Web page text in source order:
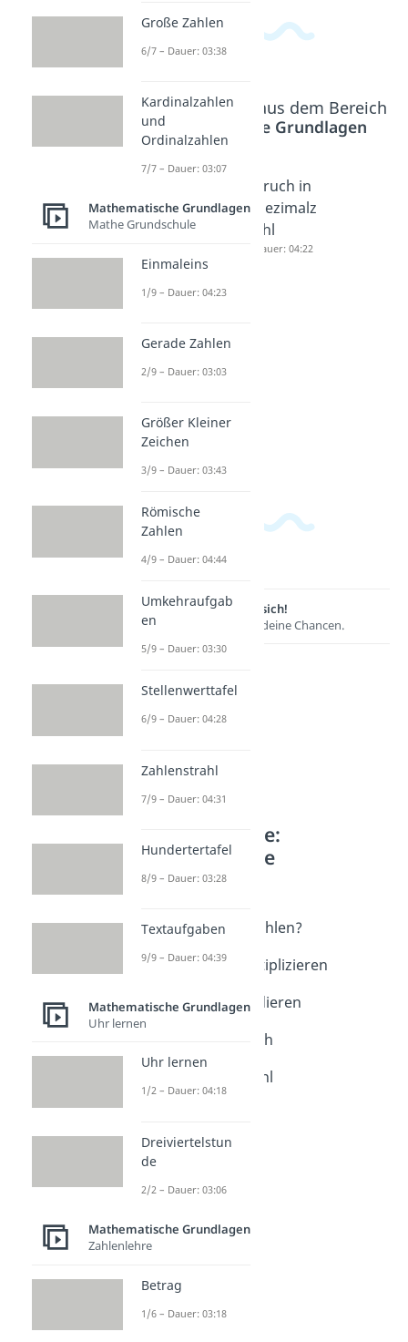
Beliebte Inhalte aus dem Bereich
Mathematische Grundlagen
ahlen
dividiere
Dauer: 04:12
ahl in
Bruch
Bruch in
Dezimalz
ahl
Dauer: 04:22
Lernen lohnt sich!
Entdecke hier deine Chancen.
Weitere Inhalte:
Mathematische
Grundlagen
Was sind Dezimalzahlen?
Dezimalzahlen multiplizieren
Dezimalzahlen dividieren
Dauer: 04:12
Dezimalzahl in Bruch
Dauer: 05:27
Bruch in Dezimalzahl
Dauer: 04:22
Große Zahlen
6/7 – Dauer: 03:38
Kardinalzahlen
und
Ordinalzahlen
7/7 – Dauer: 03:07
Mathematische Grundlagen
Mathe Grundschule
Einmaleins
1/9 – Dauer: 04:23
Gerade Zahlen
2/9 – Dauer: 03:03
Größer Kleiner
Zeichen
3/9 – Dauer: 03:43
Römische
Zahlen
4/9 – Dauer: 04:44
Umkehraufgab
en
5/9 – Dauer: 03:30
Stellenwerttafel
6/9 – Dauer: 04:28
Zahlenstrahl
7/9 – Dauer: 04:31
Hundertertafel
8/9 – Dauer: 03:28
Textaufgaben
9/9 – Dauer: 04:39
Mathematische Grundlagen
Uhr lernen
Uhr lernen
1/2 – Dauer: 04:18
Dreiviertelstun
de
2/2 – Dauer: 03:06
Mathematische Grundlagen
Zahlenlehre
Betrag
1/6 – Dauer: 03:18